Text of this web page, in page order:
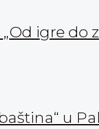
igre do
u